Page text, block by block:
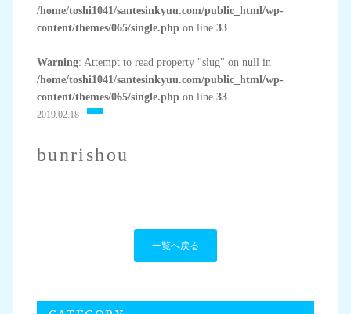
/home/toshi1041/santesinkyuu.com/public_html/wp-
content/themes/065/single.phpon line 33
Warning: Attempt to read property "slug" on null in
/home/toshi1041/santesinkyuu.com/public_html/wp-
content/themes/065/single.phpon line 33
2019.02.18
bunrishou
一覧へ戻る